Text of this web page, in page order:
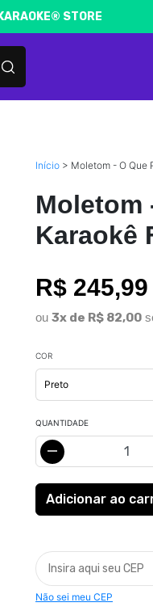
STORE
Início > Moletom - O Que
Moletom
Karaokê
R$ 245,99
ou 3x de R$ 82,00
COR
QUANTIDADE
Não sei meu CEP